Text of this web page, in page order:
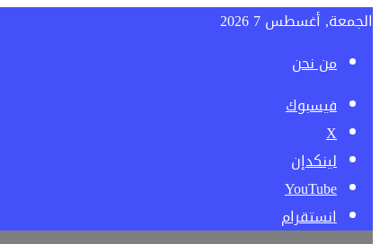
الجمعة, أغسطس 7 2026
من نحن
فيسبوك
‫X
لينكدإن
‫YouTube
انستقرام